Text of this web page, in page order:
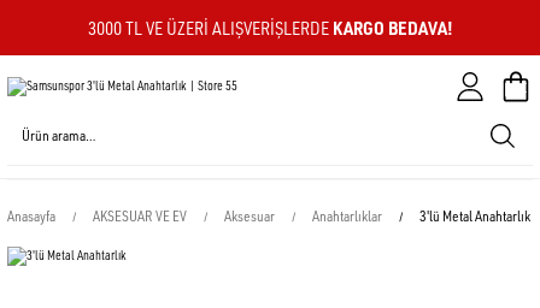
3000 TL VE ÜZERI ALIŞVERIŞLERDE KARGO BEDAVA!
Anasayfa AKSESUAR VE EV Aksesuar Anahtarlıklar 3'lü Metal Anahtarlık